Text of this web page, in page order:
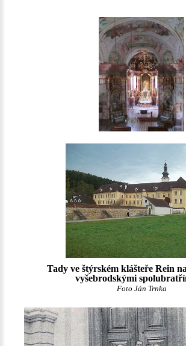
Tady ve štýrském klášteře Rein
vyšebrodskými
Foto Ján Trnka